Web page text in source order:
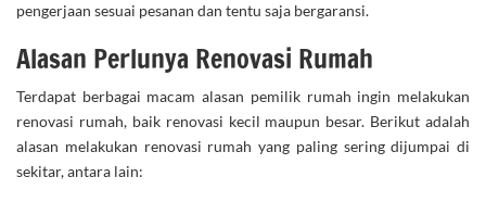
pengerjaan sesuai pesanan dan tentu saja bergaransi.
Alasan Perlunya Renovasi Rumah
Terdapat berbagai macam alasan pemilik rumah ingin melakukan
renovasi rumah, baik renovasi kecil maupun besar. Berikut adalah
alasan melakukan renovasi rumah yang paling sering dijumpai di
sekitar, antara lain: